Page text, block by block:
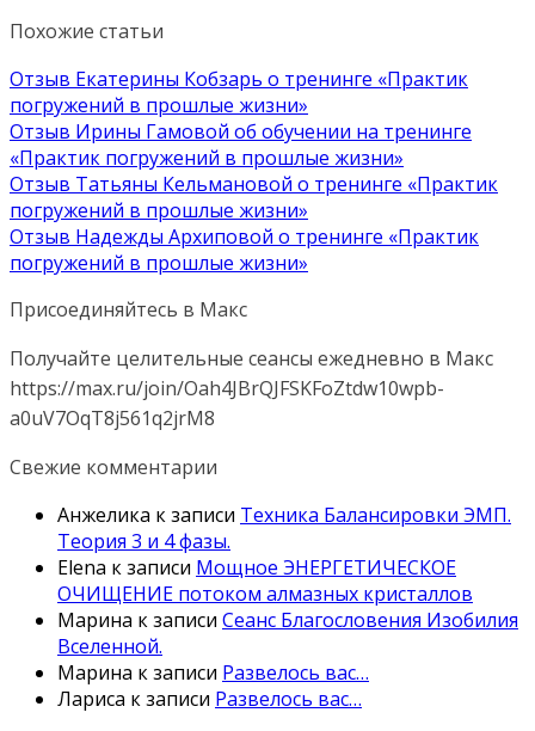
Похожие статьи
Отзыв Екатерины Кобзарь о тренинге «Практик
погружений в прошлые жизни»
Отзыв Ирины Гамовой об обучении на тренинге
«Практик погружений в прошлые жизни»
Отзыв Татьяны Кельмановой о тренинге «Практик
погружений в прошлые жизни»
Отзыв Надежды Архиповой о тренинге «Практик
погружений в прошлые жизни»
Присоединяйтесь в Макс
Получайте целительные сеансы ежедневно в Макс
https://max.ru/join/Oah4JBrQJFSKFoZtdw10wpb-
a0uV7OqT8j561q2jrM8
Свежие комментарии
Анжелика к записи Техника Балансировки ЭМП.
Теория 3 и 4 фазы.
Elena к записи Мощное ЭНЕРГЕТИЧЕСКОЕ
ОЧИЩЕНИЕ потоком алмазных кристаллов
Марина к записи Сеанс Благословения Изобилия
Вселенной.
Марина к записи Развелось вас…
Лариса к записи Развелось вас…